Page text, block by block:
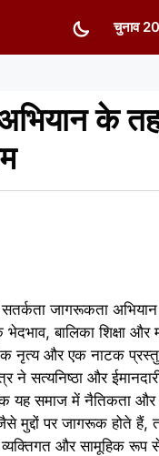
चुनाव
के
सतर्कता जागरूकता
भेदभाव, बालिका शिक्षा
नृत्य और एक नाटक
ने सत्यनिष्ठा और
समाज में नैतिकता और
मुद्दों पर जागरूक होते
व्यक्तिगत और सामूहिक